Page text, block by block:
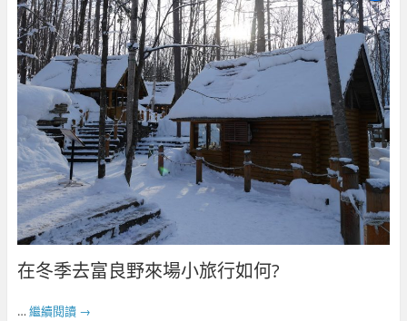
在冬季去富良野來場小旅行如何?
… 繼續閱讀 →